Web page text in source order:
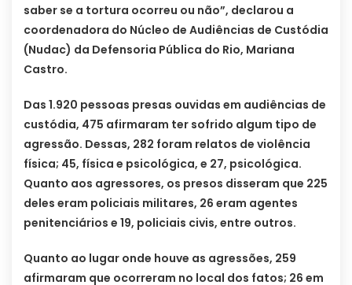
saber se a tortura ocorreu ou não”, declarou a
coordenadora do Núcleo de Audiências de Custódia
(Nudac) da Defensoria Pública do Rio, Mariana
Castro.
Das 1.920 pessoas presas ouvidas em audiências de
custódia, 475 afirmaram ter sofrido algum tipo de
agressão. Dessas, 282 foram relatos de violência
física; 45, física e psicológica, e 27, psicológica.
Quanto aos agressores, os presos disseram que 225
deles eram policiais militares, 26 eram agentes
penitenciários e 19, policiais civis, entre outros.
Quanto ao lugar onde houve as agressões, 259
afirmaram que ocorreram no local dos fatos; 26 em